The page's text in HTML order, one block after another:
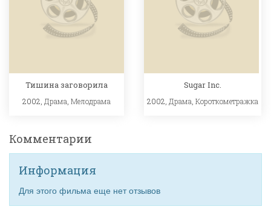
Тишина заговорила
2002, Драма Мелодрама
Sugar Inc.
2002, Драма ,Короткометражка
Комментарии
Информация
Для этого фильма еще нет отзывов